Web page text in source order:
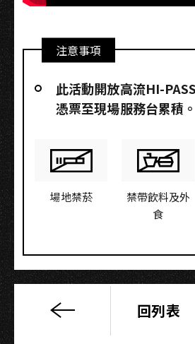
注意事項
此活動開放高流HI-
憑票至現場服務台累積。
場地禁菸
禁帶飲料及外
食
高
回列表